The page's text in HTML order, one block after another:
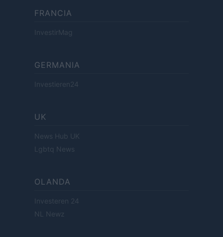
FRANCIA
InvestirMag
GERMANIA
Investieren24
UK
News Hub UK
Lgbtq News
OLANDA
Investeren 24
NL Newz